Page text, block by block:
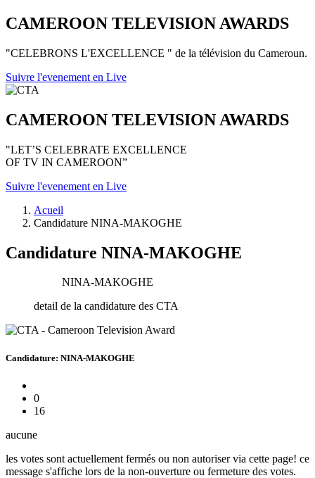
CAMEROON TELEVISION AWARDS
"CELEBRONS L'EXCELLENCE " de la télévision du Cameroun.
Suivre l'evenement en Live
CAMEROON TELEVISION AWARDS
"LET’S CELEBRATE EXCELLENCE
OF TV IN CAMEROON”
Suivre l'evenement en Live
Acueil
Candidature NINA-MAKOGHE
Candidature NINA-MAKOGHE
NINA-MAKOGHE
detail de la candidature des CTA
Candidature: NINA-MAKOGHE
0
16
aucune
les votes sont actuellement fermés ou non autoriser via cette page! ce
message s'affiche lors de la non-ouverture ou fermeture des votes.